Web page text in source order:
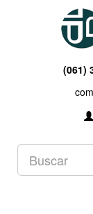
(061)